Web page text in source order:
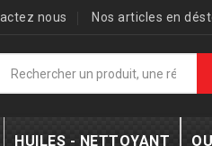
nous Nos articles en
HUILES - NETTOYANT